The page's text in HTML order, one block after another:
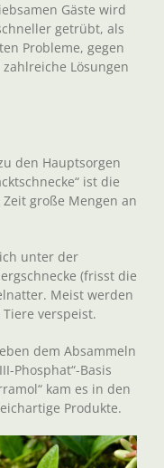
Gäste wird
getrübt, als
Probleme, gegen
Lösungen
den Hauptsorgen
ist die
große Mengen an
unter der
(frisst die
Meist werden
verspeist.
dem Absammeln
Phosphat“-Basis
kam es in den
Produkte.